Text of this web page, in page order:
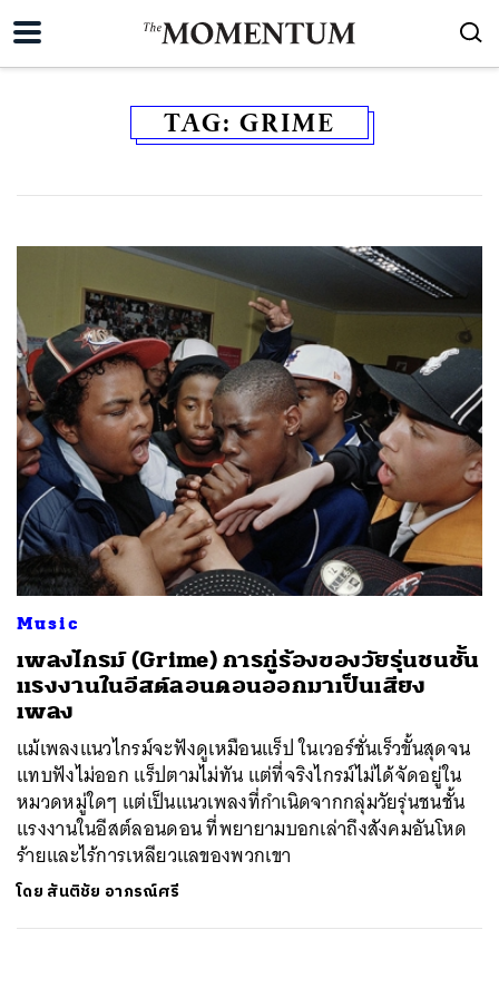
TAG: GRIME
Music
เพลงไกรม์ (Grime) การกู่ร้องของวัยรุ่นชนชั้น
แรงงานในอีสต์ลอนดอนออกมาเป็นเสียง
เพลง
แม้เพลงแนวไกรม์จะฟังดูเหมือนแร็ป ในเวอร์ชั่นเร็วขั้นสุดจน
แทบฟังไม่ออก แร็ปตามไม่ทัน แต่ที่จริงไกรม์ไม่ได้จัดอยู่ใน
หมวดหมู่ใดๆ แต่เป็นแนวเพลงที่กำเนิดจากกลุ่มวัยรุ่นชนชั้น
แรงงานในอีสต์ลอนดอน ที่พยายามบอกเล่าถึงสังคมอันโหด
ร้ายและไร้การเหลียวแลของพวกเขา
โดย สันติชัย อาภรณ์ศรี